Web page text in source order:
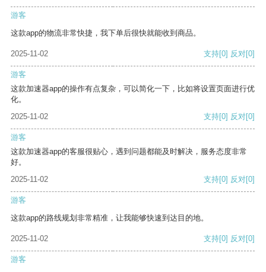
游客
这款app的物流非常快捷，我下单后很快就能收到商品。
2025-11-02 支持[0] 反对[0]
游客
这款加速器app的操作有点复杂，可以简化一下，比如将设置页面进行优
化。
2025-11-02
支持[0] 反对[0]
游客
这款加速器app的客服很贴心，遇到问题都能及时解决，服务态度非常
好。
2025-11-02
支持[0] 反对[0]
游客
这款app的路线规划非常精准，让我能够快速到达目的地。
2025-11-02 支持[0] 反对[0]
游客